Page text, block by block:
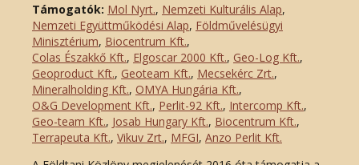
Támogatók: Mol Nyrt., Nemzeti Kulturális Alap,
Nemzeti Együttműködési Alap, Földművelésügyi
Minisztérium, Biocentrum Kft.,
Colas Északkő Kft., Elgoscar 2000 Kft., Geo-Log Kft.,
Geoproduct Kft., Geoteam Kft., Mecsekérc Zrt.,
Mineralholding Kft., OMYA Hungária Kft.,
O&G Development Kft., Perlit-92 Kft., Intercomp Kft.,
Geo-team Kft., Josab Hungary Kft., Biocentrum Kft.,
Terrapeuta Kft., Vikuv Zrt., MFGI, Anzo Perlit Kft.